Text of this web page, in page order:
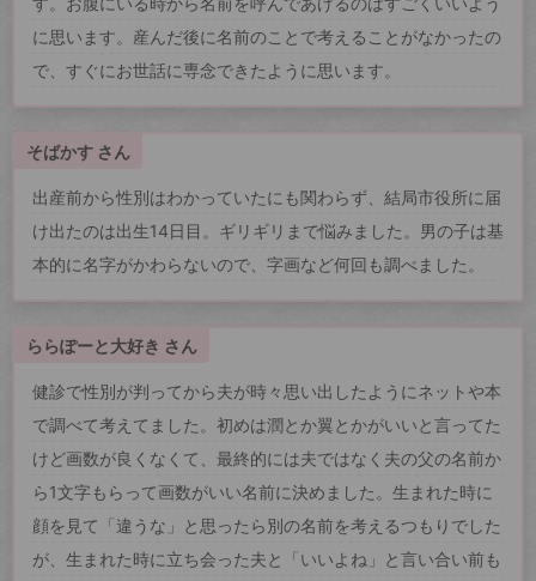
に思います。産んだ後に名前のことで考えることがなかったの
で、すぐにお世話に専念できたように思います。
そばかす さん
出産前から性別はわかっていたにも関わらず、結局市役所に届
け出たのは出生14日目。ギリギリまで悩みました。男の子は基
本的に名字がかわらないので、字画など何回も調べました。
ららぽーと大好き さん
健診で性別が判ってから夫が時々思い出したようにネットや本
で調べて考えてました。初めは潤とか翼とかがいいと言ってた
けど画数が良くなくて、最終的には夫ではなく夫の父の名前か
ら1文字もらって画数がいい名前に決めました。生まれた時に
顔を見て「違うな」と思ったら別の名前を考えるつもりでした
が、生まれた時に立ち会った夫と「いいよね」と言い合い前も